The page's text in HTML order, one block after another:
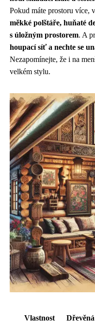
Pokud máte prostoru více,
měkké polštáře, huňaté
s úložným prostorem. A
houpací síť a nechte se
Nezapomínejte, že i na
velkém stylu.
Vlastnost